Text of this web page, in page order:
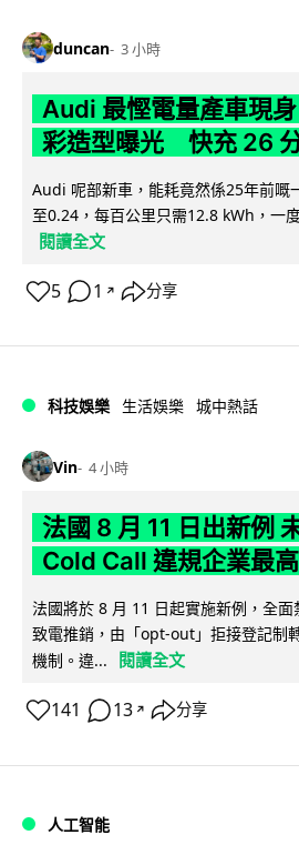
duncan 3 小時
Audi 最慳電量產車現
彩造型曝光 快充 26
Audi 呢部新車，能耗竟然係25年前
至0.24，每百公里只需12.8 kWh，一
閱讀全文
5 1 ↗ 分享
科技娛樂 生活娛樂 城中熱話
Vin 4 小時
法國 8 月 11 日出新例
Cold Call 違規企業最
法國將於 8 月 11 日起實施新例，全
致電推銷，由「opt-out」拒接登記制
機制。違...
閱讀全文
141 13 ↗ 分享
人工智能